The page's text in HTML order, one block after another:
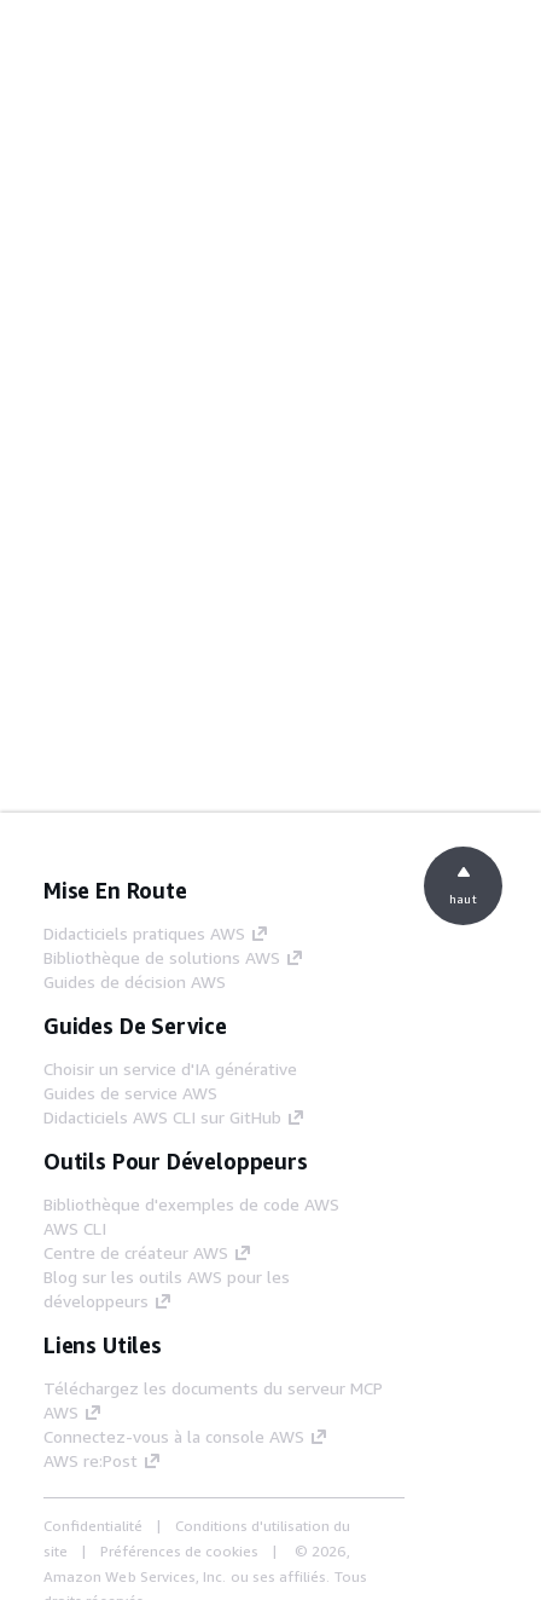
Mise En Route
Didacticiels pratiques AWS
Bibliothèque de solutions AWS
Guides de décision AWS
Guides De Service
Choisir un service d'IA générative
Guides de service AWS
Didacticiels AWS CLI sur GitHub
Outils Pour Développeurs
Bibliothèque d'exemples de code AWS
AWS CLI
Centre de créateur AWS
Blog sur les outils AWS pour les
développeurs
Liens Utiles
Téléchargez les documents du serveur MCP
AWS
Connectez-vous à la console AWS
AWS re:Post
Confidentialité
Conditions d'utilisation du
site
Préférences de cookies
© 2026,
Amazon Web Services, Inc. ou ses affiliés. Tous
haut